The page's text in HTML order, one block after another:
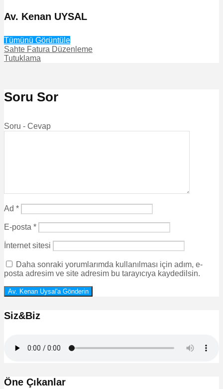
Av. Kenan UYSAL
Tümünü Görüntüle
Sahte Fatura Düzenleme
Tutuklama
Soru Sor
Soru - Cevap
Ad *
E-posta *
İnternet sitesi
Daha sonraki yorumlarımda kullanılması için adım, e-
posta adresim ve site adresim bu tarayıcıya kaydedilsin.
Siz&Biz
Öne Çıkanlar